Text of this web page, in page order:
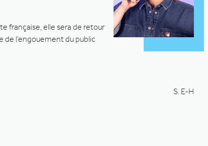
française, elle sera de retour
de l’engouement du public
S. E-H